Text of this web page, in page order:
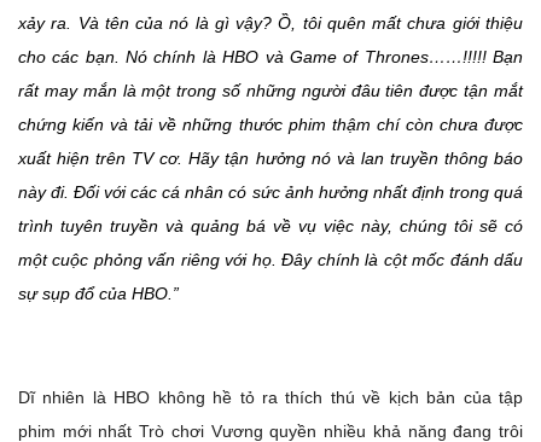
xảy ra. Và tên của nó là gì vậy? Ồ, tôi quên mất chưa giới thiệu
cho các bạn. Nó chính là HBO và Game of Thrones……!!!!! Bạn
rất may mắn là một trong số những người đâu tiên được tận mắt
chứng kiến và tải về những thước phim thậm chí còn chưa được
xuất hiện trên TV cơ. Hãy tận hưởng nó và lan truyền thông báo
này đi. Đối với các cá nhân có sức ảnh hưởng nhất định trong quá
trình tuyên truyền và quảng bá về vụ việc này, chúng tôi sẽ có
một cuộc phỏng vấn riêng với họ. Đây chính là cột mốc đánh dấu
sự sụp đổ của HBO.”
Dĩ nhiên là HBO không hề tỏ ra thích thú về kịch bản của tập
phim mới nhất Trò chơi Vương quyền nhiều khả năng đang trôi